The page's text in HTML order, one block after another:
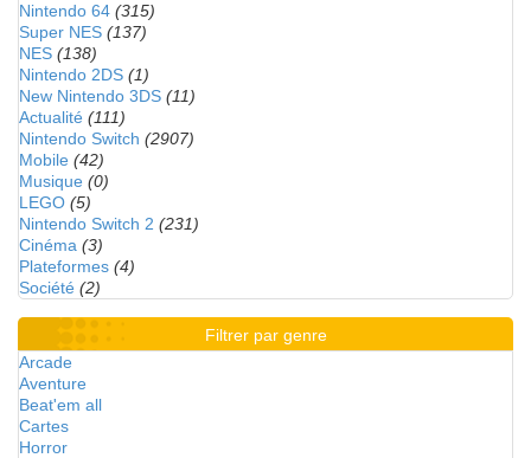
Nintendo 64 (315)
Super NES (137)
NES (138)
Nintendo 2DS (1)
New Nintendo 3DS (11)
Actualité (111)
Nintendo Switch (2907)
Mobile (42)
Musique (0)
LEGO (5)
Nintendo Switch 2 (231)
Cinéma (3)
Plateformes (4)
Société (2)
Filtrer par genre
Arcade
Aventure
Beat'em all
Cartes
Horror